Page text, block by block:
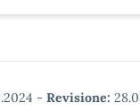
- Revisione: